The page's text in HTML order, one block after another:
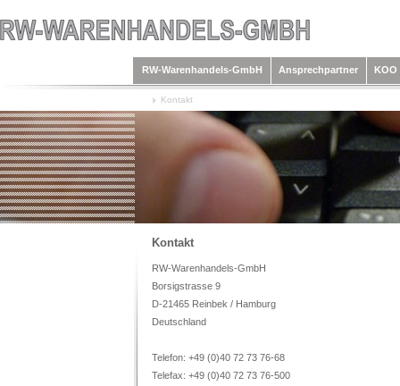
RW-Warenhandels-GmbH Ansprechpartner KOO
Kontakt
Kontakt
RW-Warenhandels-GmbH
Borsigstrasse 9
D-21465 Reinbek / Hamburg
Deutschland
Telefon: +49 (0)40 72 73 76-68
Telefax: +49 (0)40 72 73 76-500